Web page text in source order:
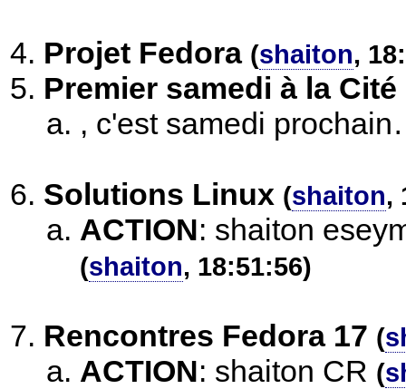
Projet Fedora (shaiton,
Premier samedi à la
, c'est samedi
Solutions Linux (shaiton,
ACTION: shaiton
(shaiton, 18:51:56)
Rencontres Fedora 17 (
ACTION: shaiton CR (